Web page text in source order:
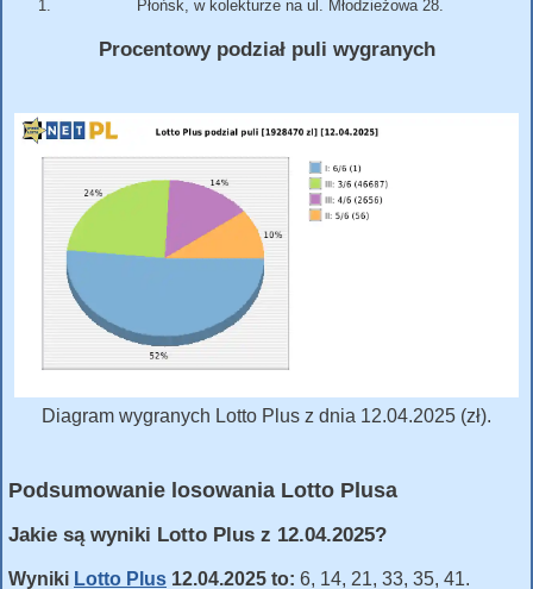
Płońsk, w kolekturze na ul. Młodzieżowa 28.
Procentowy podział puli wygranych
Diagram wygranych Lotto Plus z dnia 12.04.2025 (zł).
Podsumowanie losowania Lotto Plusa
Jakie są wyniki Lotto Plus z 12.04.2025?
Wyniki Lotto Plus 12.04.2025 to: 6, 14, 21, 33, 35, 41.